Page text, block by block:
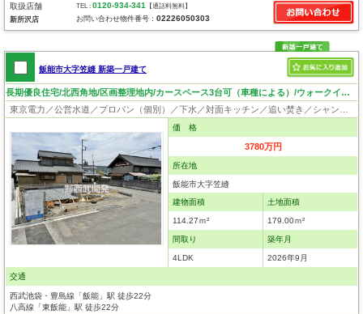
取扱店舗
新所沢店
TEL :0120-934-341 【通話料無料】
お問い合わせ物件番号：02226050303
飯能市大字笠縫 新築一戸建て
長期優良住宅/北西角地/区画整理地内/カースペース3台可（車種による）/ウォークインクローゼット付
東京電力／公営水道／プロパン（個別）／下水／対面キッチン／追い焚き／シャンプードレッサー／浴室換気乾燥機／ウォシュレット／システムキッチン／浄水器／床下収納／ウォークインクローゼット／フローリング／クローゼット／バリアフリー／住宅性能評価付き／設計住宅性能評価付／建設住宅性能評価付／フラット35適合証明書／長期優良住宅
価 格
3780万円
所在地
飯能市大字笠縫
建物面積
114.27ｍ²
土地面積
179.00ｍ²
間取り
4LDK
築年月
2026年9月
交通
西武池袋・豊島線「飯能」駅 徒歩22分
八高線「東飯能」駅 徒歩22分